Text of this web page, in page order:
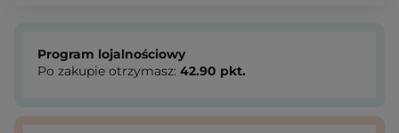
Program lojalnościowy
Po zakupie otrzymasz: 42.90 pkt.